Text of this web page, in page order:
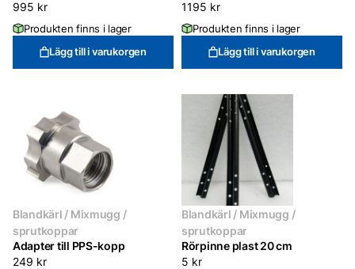
995 kr
Produkten finns i lager
Lägg till i varukorgen
1195 kr
Produkten finns i lager
Lägg till i varukorgen
Blandkärl / Mixmugg /
sprutkoppar
Adapter till PPS-kopp
249 kr
Blandkärl / Mixmugg /
sprutkoppar
Rörpinne plast 20 cm
5 kr